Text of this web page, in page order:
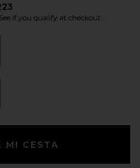
if you qualify at checkout.
MI CESTA